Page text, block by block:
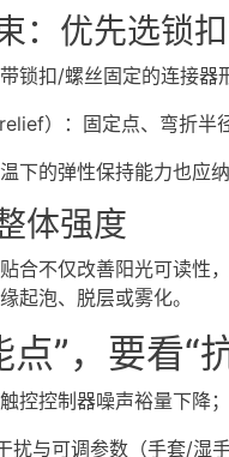
：优先选锁
锁扣/螺丝固定的连接器
）：固定点、弯折半
下的弹性保持能力也应纳
体强度
合不仅改善阳光可读性
起泡、脱层或雾化。
点”，要看“
控控制器噪声裕量下降
扰与可调参数（手套/湿